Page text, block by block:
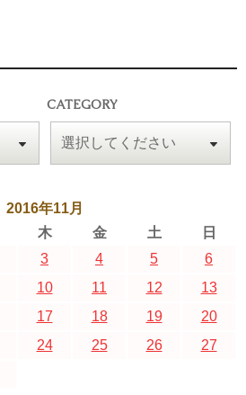
CATEGORY
2016年11月
木 金 土 日
3 4 5
6
10 11 12
13
17 18 19
20
24 25 26
27